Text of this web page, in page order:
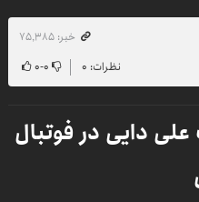
خبر: ۷۵٬۳۸۵
نظرات: ۰ ۰-۰
دایی در فوتبال